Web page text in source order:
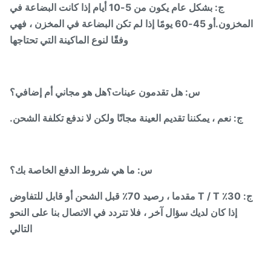
ج: بشكل عام يكون من 5-10 أيام إذا كانت البضاعة في
المخزون.أو 45-60 يومًا إذا لم تكن البضاعة في المخزن ، فهي
وفقًا لنوع الماكينة التي تحتاجها
س: هل تقدمون عينات؟هل هو مجاني أم إضافي؟
ج: نعم ، يمكننا تقديم العينة مجانًا ولكن لا ندفع تكلفة الشحن.
س: ما هي شروط الدفع الخاصة بك؟
إذا كان لديك سؤال آخر ، فلا تتردد في الاتصال بنا على النحو
التالي